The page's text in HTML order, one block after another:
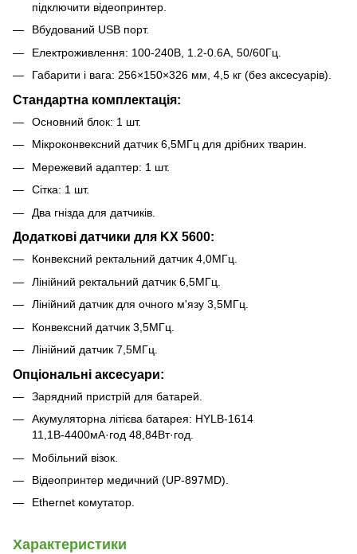
підключити відеопринтер.
Вбудований USB порт.
Електроживлення: 100-240В, 1.2-0.6A, 50/60Гц.
Габарити і вага: 256×150×326 мм, 4,5 кг (без аксесуарів).
Стандартна комплектація:
Основний блок: 1 шт.
Мікроконвексний датчик 6,5МГц для дрібних тварин.
Мережевий адаптер: 1 шт.
Сітка: 1 шт.
Два гнізда для датчиків.
Додаткові датчики для KX 5600:
Конвексний ректальний датчик 4,0МГц.
Лінійний ректальний датчик 6,5МГц.
Лінійний датчик для очного м'язу 3,5МГц.
Конвексний датчик 3,5МГц.
Лінійний датчик 7,5МГц.
Опціональні аксесуари:
Зарядний пристрій для батарей.
Акумуляторна літієва батарея: HYLB-1614
11,1В-4400мА·год 48,84Вт·год.
Мобільний візок.
Відеопринтер медичний (UP-897MD).
Ethernet комутатор.
Характеристики